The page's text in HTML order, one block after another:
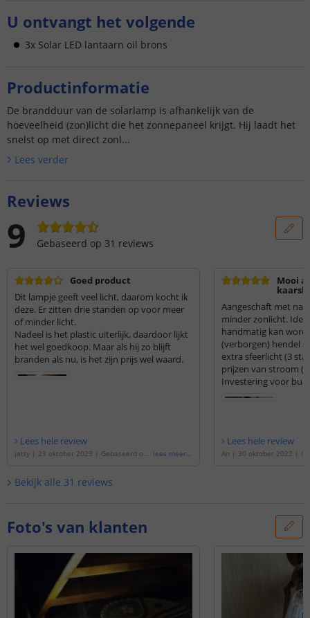
U ontvangt het volgende
3x Solar LED lantaarn oil brons
Productinformatie
De brandduur van de solarlamp is afhankelijk van de
hoeveelheid (zon)licht die het zonnepaneel krijgt. Hij laadt het
snelst op met direct zonl...
Lees verder
Reviews
9 Gebaseerd op 31 reviews
Goed product
Dit lampje geeft veel licht, daarom kocht ik
deze. Er zitten drie standen op voor meer
of minder licht.
Nadeel is het plastic uiterlijk, daardoor lijkt
het wel goedkoop. Maar als hij zo blijft
branden als nu, is het zijn prijs wel waard.
Lees hele review
Jetty | 23 oktober 2023 | Gebaseerd op
lees meer...
Mooi
Aangeschaft met
minder zonlicht.
handmatig kan
(verborgen) hendel
extra sfeerlicht (3
prijzen van stroom
Investering voor
Lees hele review
An | 30 oktober 2022 |
Bekijk alle 31 reviews
Foto's van klanten